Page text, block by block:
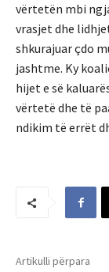
vërtetën mbi
vrasjet dhe
shkurajuar çdo
jashtme. Ky
hijet e së
vërtetë dhe të
ndikim të errët
Artikulli përpara